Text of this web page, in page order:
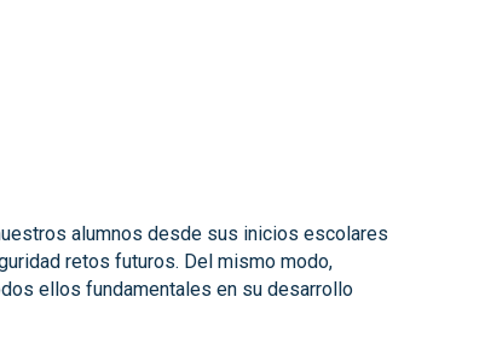
alumnos desde sus inicios escolares
retos futuros. Del mismo modo,
ellos fundamentales en su desarrollo